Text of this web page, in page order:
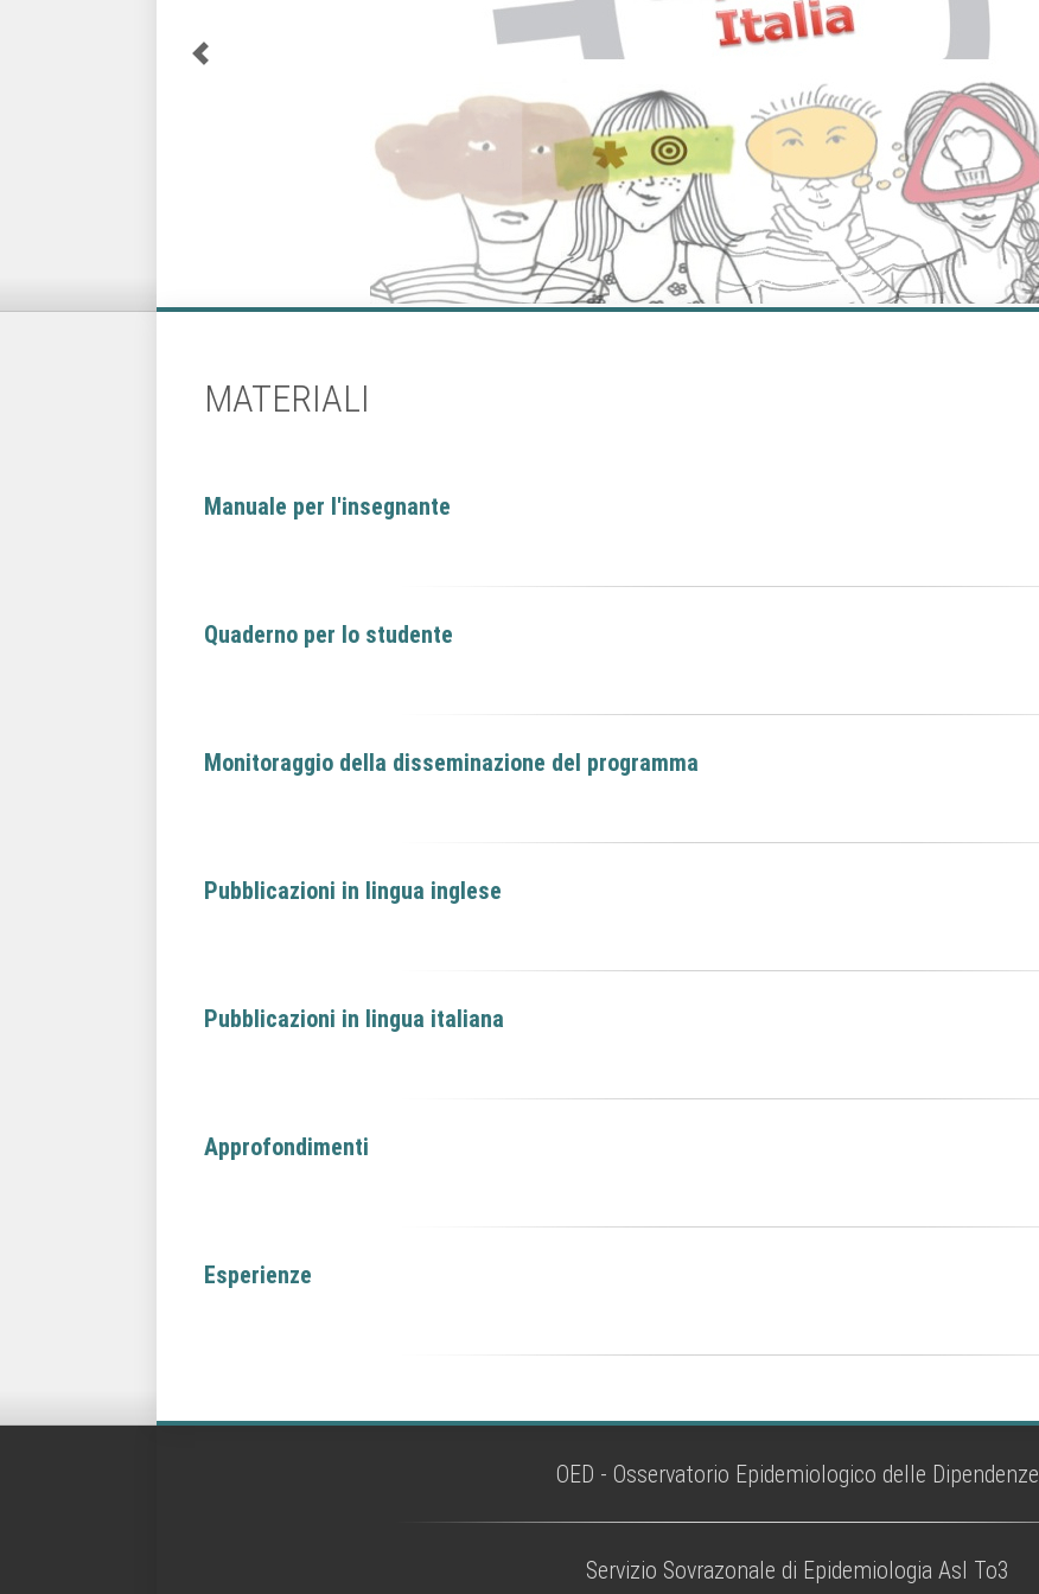
MATERIALI
Manuale per l'insegnante
Quaderno per lo studente
Monitoraggio della disseminazione del programma
Pubblicazioni in lingua inglese
Pubblicazioni in lingua italiana
Approfondimenti
Esperienze
OED - Osservatorio Epidemiologico delle Dipendenze
Servizio Sovrazonale di Epidemiologia Asl To3